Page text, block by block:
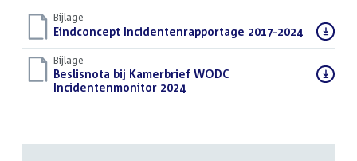
Bijlage
Download
bestand:
Eindconcept Incidentenrapportage 2017-2024(PDF)
Bijlage
Download
bestand:
Beslisnota bij Kamerbrief WODC
Incidentenmonitor 2024(PDF)